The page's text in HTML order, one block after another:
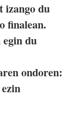
izango du
finalean.
du
ondoren: